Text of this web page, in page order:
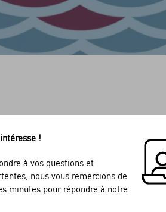
!
à vos questions et
nous vous remercions de
minutes pour répondre à notre
services et des fonctionnalités que
de votre plateforme PEP’s disparait